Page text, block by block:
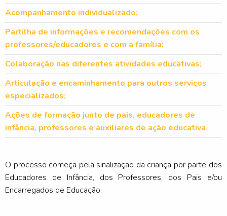
Acompanhamento individualizado;
Partilha de informações e recomendações com os
professores/educadores e com a família;
Colaboração nas diferentes atividades educativas;
Articulação e encaminhamento para outros serviços
especializados;
Ações de formação junto de pais, educadores de
infância, professores e auxiliares de ação educativa.
O processo começa pela sinalização da criança por parte dos
Educadores de Infância, dos Professores, dos Pais e/ou
Encarregados de Educação.